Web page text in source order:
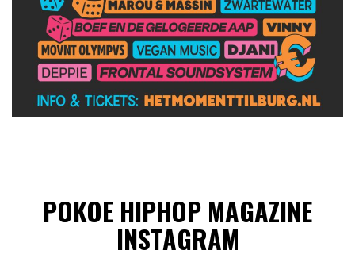
POKOE HIPHOP MAGAZINE
INSTAGRAM